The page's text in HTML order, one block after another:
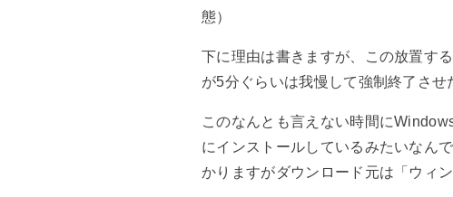
態）
下に理由は書きますが、この放置す
が5分ぐらいは我慢して強制終了させ
このなんとも言えない時間に
にインストールしているみたいなん
かりますがダウンロード元は「ウィ